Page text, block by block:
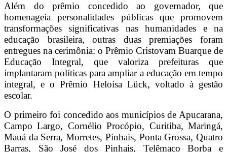
Além do prêmio concedido ao governador, que
homenageia personalidades públicas que promovem
transformações significativas nas humanidades e na
educação brasileira, outras duas premiações foram
entregues na cerimônia: o Prêmio Cristovam Buarque de
Educação Integral, que valoriza prefeituras que
implantaram políticas para ampliar a educação em tempo
integral, e o Prêmio Heloísa Lück, voltado à gestão
escolar.
O primeiro foi concedido aos municípios de Apucarana,
Campo Largo, Cornélio Procópio, Curitiba, Maringá,
Mauá da Serra, Morretes, Pinhais, Ponta Grossa, Quatro
Barras, São José dos Pinhais, Telêmaco Borba e